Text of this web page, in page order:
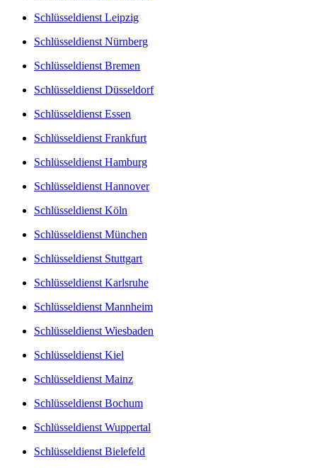
Schlüsseldienst Leipzig
Schlüsseldienst Nürnberg
Schlüsseldienst Bremen
Schlüsseldienst Düsseldorf
Schlüsseldienst Essen
Schlüsseldienst Frankfurt
Schlüsseldienst Hamburg
Schlüsseldienst Hannover
Schlüsseldienst Köln
Schlüsseldienst München
Schlüsseldienst Stuttgart
Schlüsseldienst Karlsruhe
Schlüsseldienst Mannheim
Schlüsseldienst Wiesbaden
Schlüsseldienst Kiel
Schlüsseldienst Mainz
Schlüsseldienst Bochum
Schlüsseldienst Wuppertal
Schlüsseldienst Bielefeld